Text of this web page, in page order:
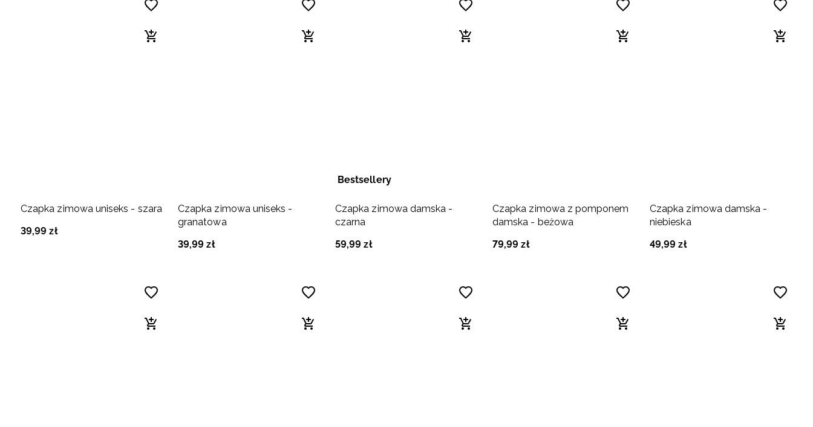
Czapka zimowa uniseks - szara
39,99 zł
Czapka zimowa uniseks -
granatowa
39,99 zł
Bestsellery
Czapka zimowa damska -
czarna
59,99 zł
Czapka zimowa z pomponem
damska - beżowa
79,99 zł
Czapka zimowa damska -
niebieska
49,99 zł